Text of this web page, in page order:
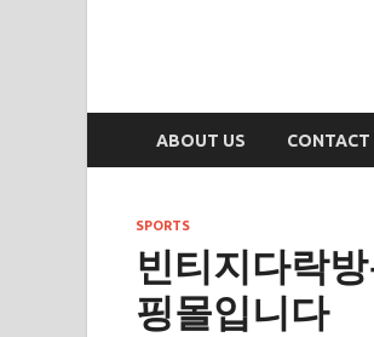
ABOUT US CONTACT
SPORTS
빈티지다락
핑몰입니다